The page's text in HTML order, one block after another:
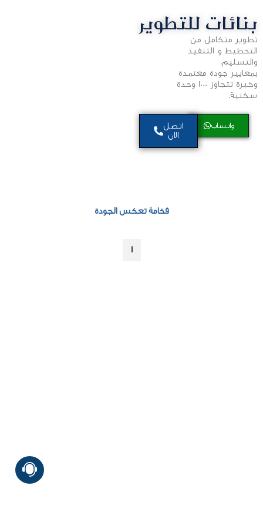
بنائات للتطوير
تطوير متكامل من
التخطيط و التنفيذ
والتسليم،
بمعايير جودة معتمدة
وخبرة تتجاوز 1000 وحدة
سكنية.
واتساب
اتصل
الان
فخامة تعكس الجودة
1